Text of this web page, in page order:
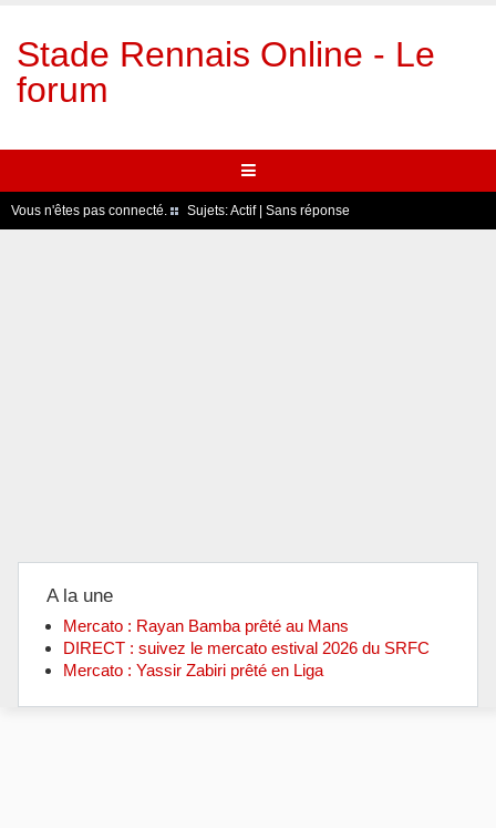
Stade Rennais Online - Le
forum
Vous n'êtes pas connecté. Sujets:Actif| Sans réponse
A la une
Mercato : Rayan Bamba prêté au Mans
DIRECT : suivez le mercato estival 2026 du SRFC
Mercato : Yassir Zabiri prêté en Liga